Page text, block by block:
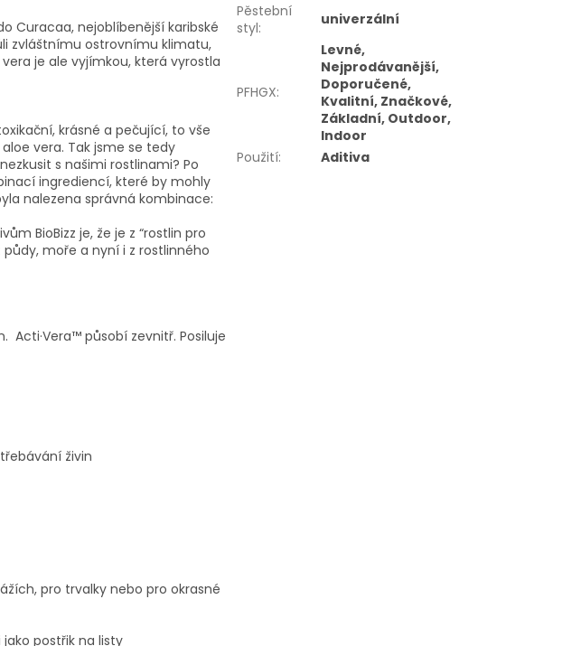
Curacaa, nejoblíbenější karibské
zvláštnímu ostrovnímu klimatu,
je ale vyjímkou, která vyrostla
krásné a pečující, to vše
vera. Tak jsme se tedy
s našimi rostlinami? Po
ingrediencí, které by mohly
nalezena správná kombinace:
BioBizz je, že je z “rostlin pro
půdy, moře a nyní i z rostlinného
Acti·Vera™ působí zevnitř. Posiluje
živin
pro trvalky nebo pro okrasné
postřik na listy
Pěstební
styl: univerzální
PFHGX:
Levné,
Nejprodávanější,
Doporučené,
Kvalitní, Značkové,
Základní, Outdoor,
Indoor
Použití: Aditiva